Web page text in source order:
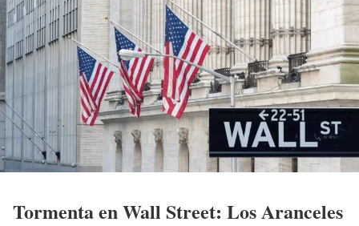
Tormenta en Wall Street: Los Aranceles